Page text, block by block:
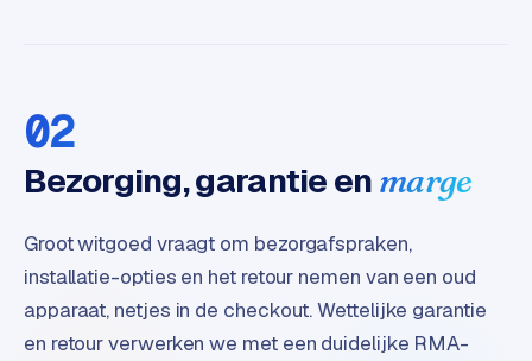
d
a
C
t
e
02
Bezorging, garantie en marge
Groot witgoed vraagt om bezorgafspraken,
installatie-opties en het retour nemen van een oud
apparaat, netjes in de checkout. Wettelijke garantie
en retour verwerken we met een duidelijke RMA-